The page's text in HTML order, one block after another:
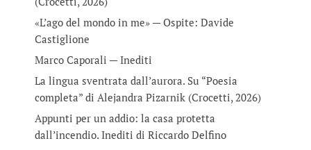
«L’ago del mondo in me» — Ospite: Davide
Castiglione
Marco Caporali — Inediti
La lingua sventrata dall’aurora. Su “Poesia
completa” di Alejandra Pizarnik (Crocetti, 2026)
Appunti per un addio: la casa protetta
dall’incendio. Inediti di Riccardo Delfino